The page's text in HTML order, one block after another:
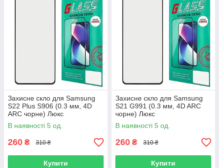
Захисне скло для Samsung
S22 Plus S906 (0.3 мм, 4D
ARC чорне) Люкс
В наявності 5 од.
260 ₴ 310 ₴
Купити
Захисне скло для Samsung
S21 G991 (0.3 мм, 4D ARC
чорне) Люкс
В наявності 5 од.
260 ₴ 310 ₴
Купити